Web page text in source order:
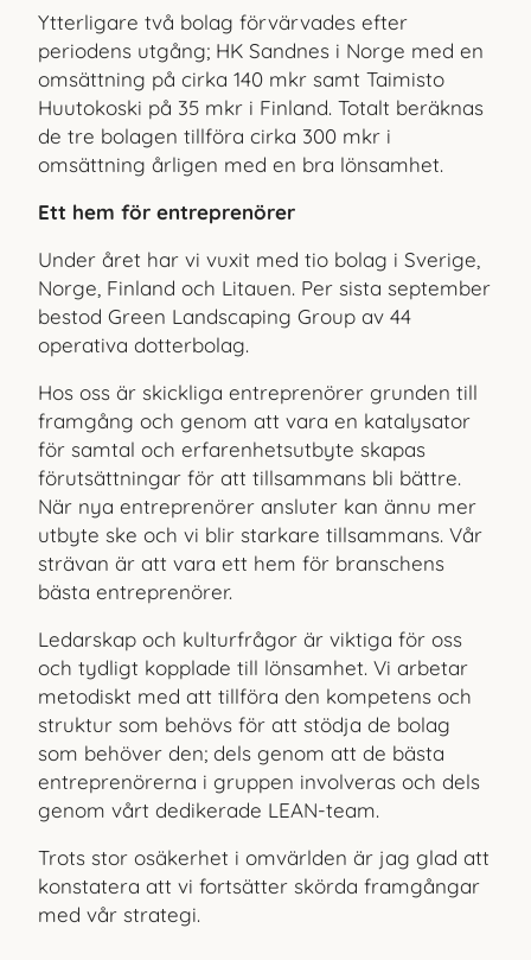
Ytterligare två bolag förvärvades efter
periodens utgång; HK Sandnes i Norge med en
omsättning på cirka 140 mkr samt Taimisto
Huutokoski på 35 mkr i Finland. Totalt beräknas
de tre bolagen tillföra cirka 300 mkr i
omsättning årligen med en bra lönsamhet.
Ett hem för entreprenörer
Under året har vi vuxit med tio bolag i Sverige,
Norge, Finland och Litauen. Per sista september
bestod Green Landscaping Group av 44
operativa dotterbolag.
Hos oss är skickliga entreprenörer grunden till
framgång och genom att vara en katalysator
för samtal och erfarenhetsutbyte skapas
förutsättningar för att tillsammans bli bättre.
När nya entreprenörer ansluter kan ännu mer
utbyte ske och vi blir starkare tillsammans. Vår
strävan är att vara ett hem för branschens
bästa entreprenörer.
Ledarskap och kulturfrågor är viktiga för oss
och tydligt kopplade till lönsamhet. Vi arbetar
metodiskt med att tillföra den kompetens och
struktur som behövs för att stödja de bolag
som behöver den; dels genom att de bästa
entreprenörerna i gruppen involveras och dels
genom vårt dedikerade LEAN-team.
Trots stor osäkerhet i omvärlden är jag glad att
konstatera att vi fortsätter skörda framgångar
med vår strategi.